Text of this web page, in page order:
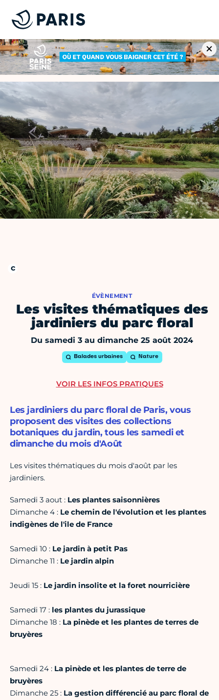
ÉVÈNEMENT
Les visites thématiques des
jardiniers du parc floral
Du samedi 3 au dimanche 25 août 2024
Balades urbaines Nature
Les jardiniers du parc floral de Paris, vous
proposent des visites des collections
botaniques du jardin, tous les samedi et
dimanche du mois d'Août
Les visites thématiques du mois d'août par les
jardiniers.
Samedi 3 aout : Les plantes saisonnières
Dimanche 4 : Le chemin de l'évolution et les plantes
indigènes de l'ile de France
Samedi 10 : Le jardin à petit Pas
Dimanche 11 : Le jardin alpin
Jeudi 15 : Le jardin insolite et la foret nourricière
Samedi 17 : les plantes du jurassique
Dimanche 18 : La pinède et les plantes de terres de
bruyères
Samedi 24 : La pinède et les plantes de terre de
bruyères
Dimanche 25 : La gestion différencié au parc floral de
VOIR LES INFOS PRATIQUES